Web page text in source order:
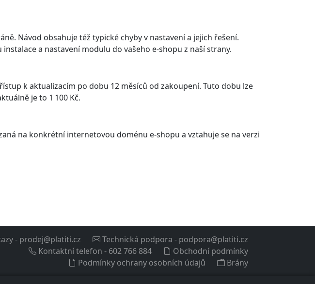
Návod obsahuje též typické chyby v nastavení a jejich řešení.
a nastavení modulu do vašeho e-shopu z naší strany.
k aktualizacím po dobu 12 měsíců od zakoupení. Tuto dobu lze
je to 1 100 Kč.
na konkrétní internetovou doménu e-shopu a vztahuje se na verzi
- prodej@platiti.cz Technická podpora - podpora@platiti.cz
Kontaktní telefon - 602 766 884
Obchodní podmínky
Podmínky ochrany osobních údajů
Brány